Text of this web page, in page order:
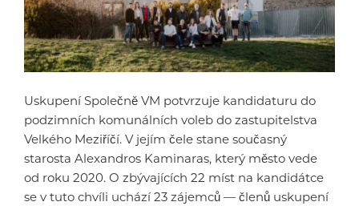
Uskupení Společně VM potvrzuje kandidaturu do
podzimních komunálních voleb do zastupitelstva
Velkého Meziříčí. V jejím čele stane současný
starosta Alexandros Kaminaras, který město vede
od roku 2020. O zbývajících 22 míst na kandidátce
se v tuto chvíli uchází 23 zájemců — členů uskupení